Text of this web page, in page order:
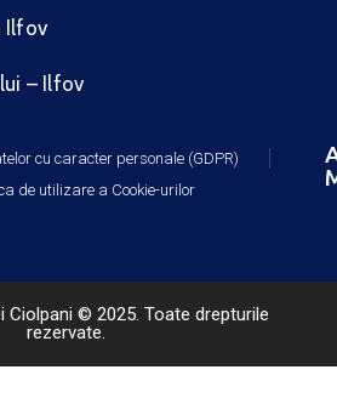
Ilfov
– Ilfov
cu caracter personale (GDPR)
de utilizare a Cookie-urilor
Ciolpani © 2025. Toate drepturile
rezervate.